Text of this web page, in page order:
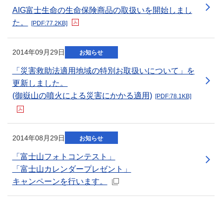
AIG富士生命の生命保険商品の取扱いを開始しまし
た。
[PDF:77.2KB]
2014年09月29日 お知らせ
「災害救助法適用地域の特別お取扱いについて」を
更新しました。
(御嶽山の噴火による災害にかかる適用) [PDF:78.1KB]
新規ウィンドウを開きます
2014年08月29日 お知らせ
「富士山フォトコンテスト」
「富士山カレンダープレゼント」
キャンペーンを行います。
新規ウィンドウを開きます